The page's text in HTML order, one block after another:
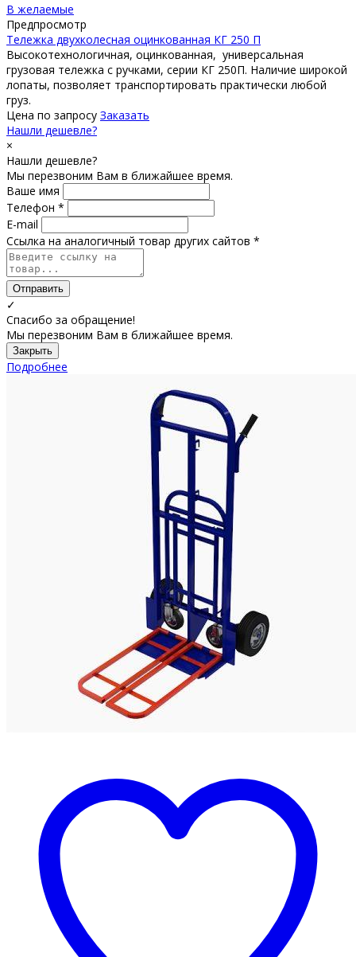
В желаемые
Предпросмотр
Тележка двухколесная оцинкованная КГ 250 П
Высокотехнологичная, оцинкованная, универсальная
грузовая тележка с ручками, серии КГ 250П. Наличие широкой
лопаты, позволяет транспортировать практически любой
груз.
Цена по запросу Заказать
Нашли дешевле?
×
Нашли дешевле?
Мы перезвоним Вам в ближайшее время.
Ваше имя
Телефон *
E-mail
Ссылка на аналогичный товар других сайтов *
Отправить
✓
Спасибо за обращение!
Мы перезвоним Вам в ближайшее время.
Закрыть
Подробнее